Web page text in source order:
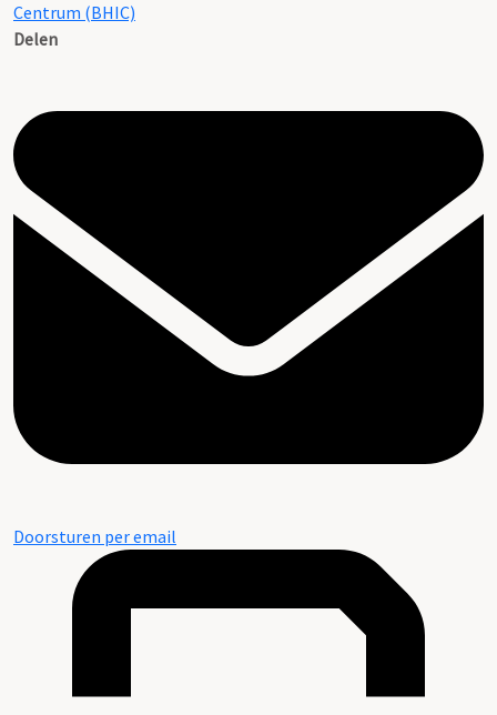
Centrum (BHIC)
Delen
Doorsturen per email